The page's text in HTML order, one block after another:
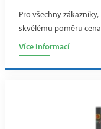
Pro všechny
skvělému poměru
Více informací